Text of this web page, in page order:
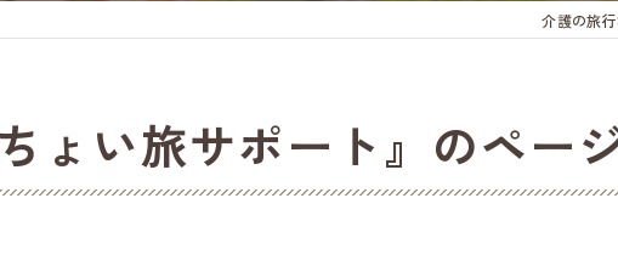
健康支援サービス
介護の旅
ょい旅サポート』のペー